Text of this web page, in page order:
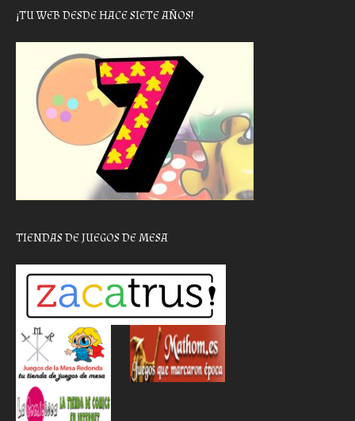
¡TU WEB DESDE HACE SIETE AÑOS!
TIENDAS DE JUEGOS DE MESA